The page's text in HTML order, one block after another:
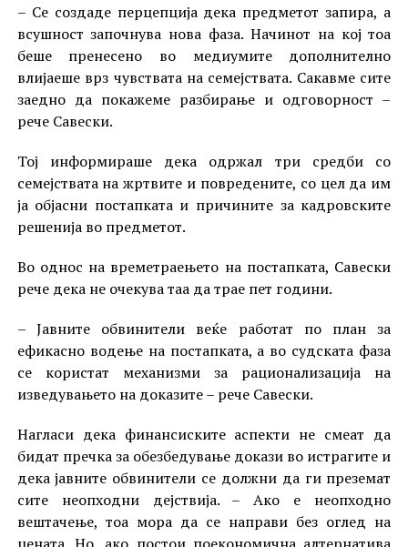
– Се создаде перцепција дека предметот запира, а
всушност започнува нова фаза. Начинот на кој тоа
беше пренесено во медиумите дополнително
влијаеше врз чувствата на семејствата. Сакавме сите
заедно да покажеме разбирање и одговорност –
рече Савески.
Тој информираше дека одржал три средби со
семејствата на жртвите и повредените, со цел да им
ја објасни постапката и причините за кадровските
решенија во предметот.
Во однос на времетраењето на постапката, Савески
рече дека не очекува таа да трае пет години.
– Јавните обвинители веќе работат по план за
ефикасно водење на постапката, а во судската фаза
се користат механизми за рационализација на
изведувањето на доказите – рече Савески.
Нагласи дека финансиските аспекти не смеат да
бидат пречка за обезбедување докази во истрагите и
дека јавните обвинители се должни да ги преземат
сите неопходни дејствија. – Ако е неопходно
вештачење, тоа мора да се направи без оглед на